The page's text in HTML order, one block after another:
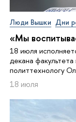
Люди Вышки Дни
«Мы
18 июля
декана
политтехнологу
18 июля